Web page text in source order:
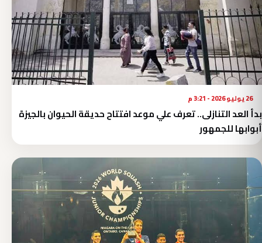
26 يوليو 2026 - 3:21 م
بدأ العد التنازلى.. تعرف علي موعد افتتاح حديقة الحيوان بالجيزة
أبوابها للجمهور